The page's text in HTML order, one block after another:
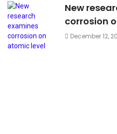
New
corrosion
December 12,